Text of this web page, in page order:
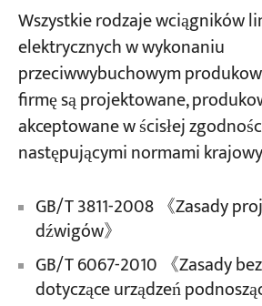
Projekty
Blogi
Aktualności
Aplikacje
Skontaktuj się z nami
Wszystkie rodzaje wciągników
elektrycznych w wykonaniu
przeciwwybuchowym
firmę są projektowane,
akceptowane w ścisłej
następującymi normami
GB/T 3811-2008 《Zasady
dźwigów》
GB/T 6067-2010 《Zasady
dotyczące urządzeń